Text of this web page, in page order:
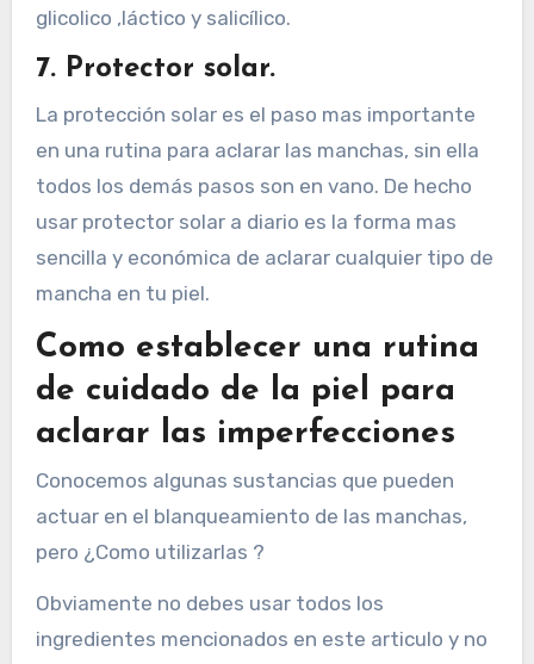
glicolico ,láctico y salicílico.
7. Protector solar.
La protección solar es el paso mas importante
en una rutina para aclarar las manchas, sin ella
todos los demás pasos son en vano. De hecho
usar protector solar a diario es la forma mas
sencilla y económica de aclarar cualquier tipo de
mancha en tu piel.
Como establecer una rutina
de cuidado de la piel para
aclarar las imperfecciones
Conocemos algunas sustancias que pueden
actuar en el blanqueamiento de las manchas,
pero ¿Como utilizarlas ?
Obviamente no debes usar todos los
ingredientes mencionados en este articulo y no